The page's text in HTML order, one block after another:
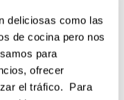
deliciosas como las
de cocina pero nos
para
ofrecer
el tráfico. Para